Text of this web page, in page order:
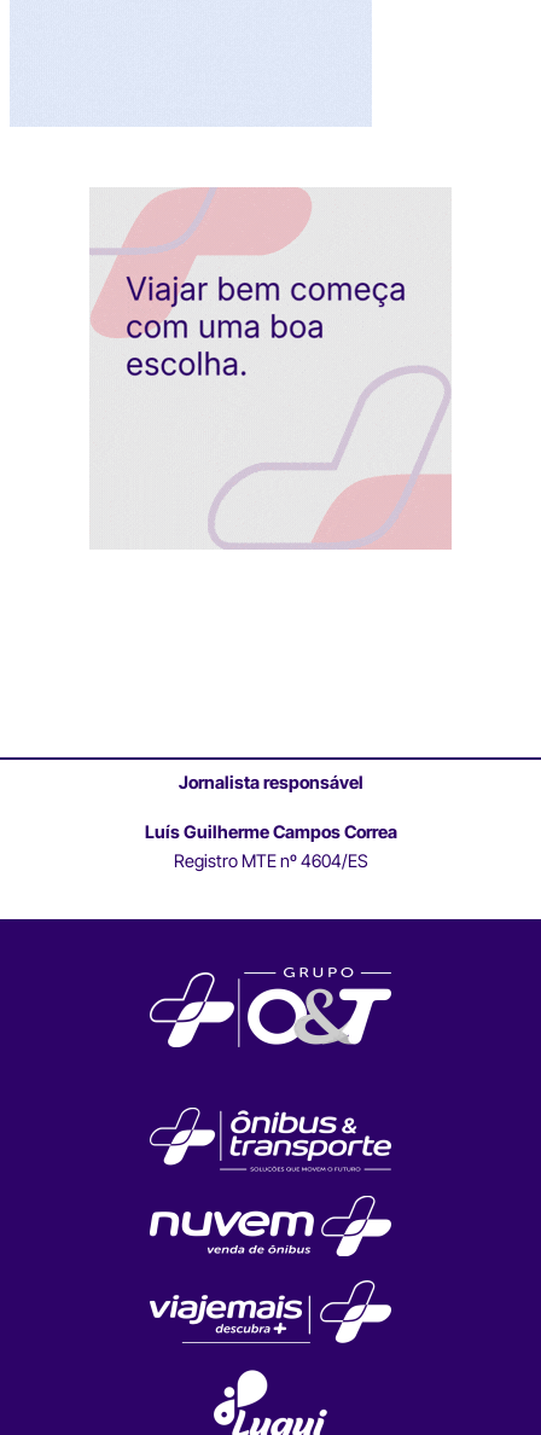
Jornalista responsável
Luís Guilherme Campos Correa
Registro MTE nº 4604/ES